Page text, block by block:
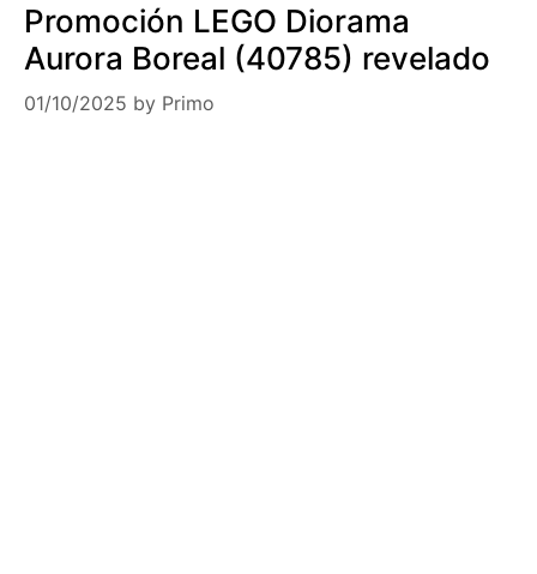
Promoción LEGO Diorama
Aurora Boreal (40785) revelado
01/10/2025 by Primo